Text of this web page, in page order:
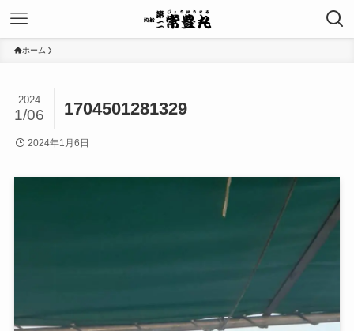
ホーム
1704501281329
2024
1/06
2024年1月6日